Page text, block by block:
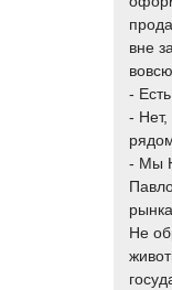
вне
-
-
- Мы
Не